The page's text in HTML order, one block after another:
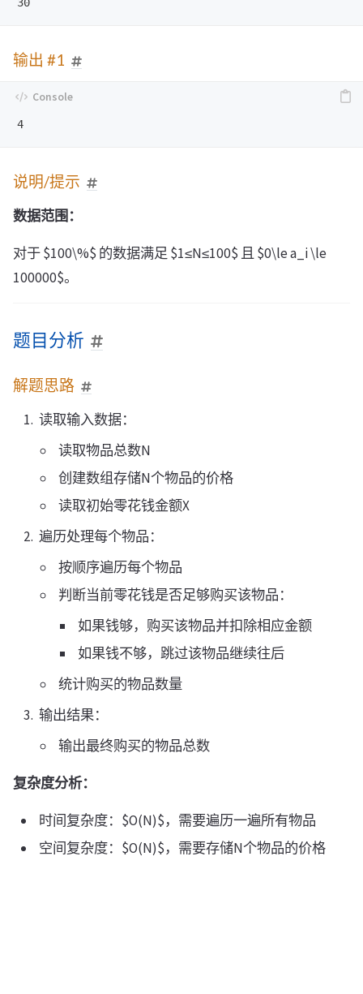
输出 #1
说明/提示
数据范围：
对于 $100\%$ 的数据满足 $1≤N≤100$ 且 $0\le a_i \le
100000$。
题目分析
解题思路
读取输入数据：
读取物品总数N
创建数组存储N个物品的价格
读取初始零花钱金额X
遍历处理每个物品：
按顺序遍历每个物品
判断当前零花钱是否足够购买该物品：
如果钱够，购买该物品并扣除相应金额
如果钱不够，跳过该物品继续往后
统计购买的物品数量
输出结果：
输出最终购买的物品总数
复杂度分析：
时间复杂度：$O(N)$，需要遍历一遍所有物品
空间复杂度：$O(N)$，需要存储N个物品的价格